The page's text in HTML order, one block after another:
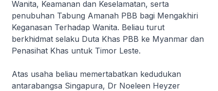
Wanita, Keamanan dan Keselamatan, serta
penubuhan Tabung Amanah PBB bagi Mengakhiri
Keganasan Terhadap Wanita. Beliau turut
berkhidmat selaku Duta Khas PBB ke Myanmar dan
Penasihat Khas untuk Timor Leste.
Atas usaha beliau memertabatkan kedudukan
antarabangsa Singapura, Dr Noeleen Heyzer